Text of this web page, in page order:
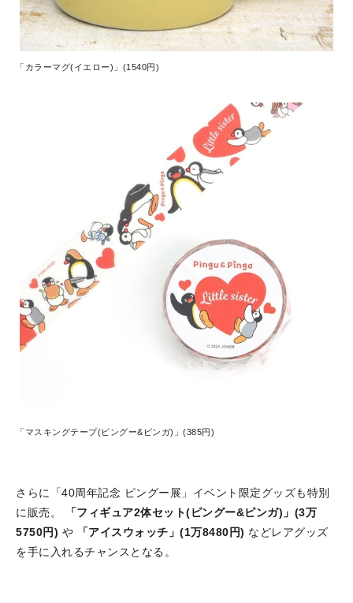
「カラーマグ(イエロー)」(1540円)
「マスキングテープ(ピングー&ピンガ)」(385円)
さらに「40周年記念 ピングー展」イベント限定グッズも特別
に販売。
「フィギュア2体セット(ピングー&ピンガ)」(3万
5750円) や 「アイスウォッチ」(1万8480円) などレアグッズ
を手に入れるチャンスとなる。